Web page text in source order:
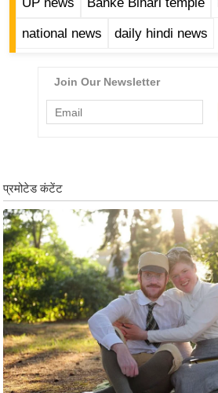
ड
स
मी
क्षा
B
r
e
a
k
i
n
UP news Banke Bihari temple
national news daily hindi news